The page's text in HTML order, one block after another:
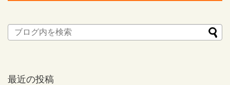
最近の投稿